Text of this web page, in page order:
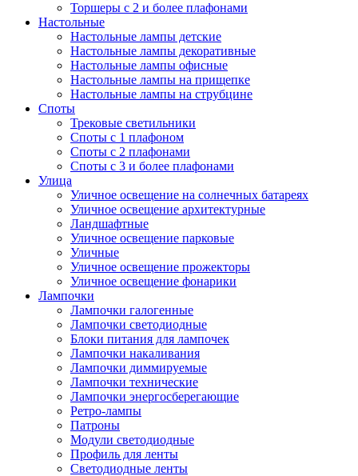
Торшеры с 2 и более плафонами
Настольные
Настольные лампы детские
Настольные лампы декоративные
Настольные лампы офисные
Настольные лампы на прищепке
Настольные лампы на струбцине
Споты
Трековые светильники
Споты с 1 плафоном
Споты с 2 плафонами
Споты с 3 и более плафонами
Улица
Уличное освещение на солнечных батареях
Уличное освещение архитектурные
Ландшафтные
Уличное освещение парковые
Уличные
Уличное освещение прожекторы
Уличное освещение фонарики
Лампочки
Лампочки галогенные
Лампочки светодиодные
Блоки питания для лампочек
Лампочки накаливания
Лампочки диммируемые
Лампочки технические
Лампочки энергосберегающие
Ретро-лампы
Патроны
Модули светодиодные
Профиль для ленты
Светодиодные ленты